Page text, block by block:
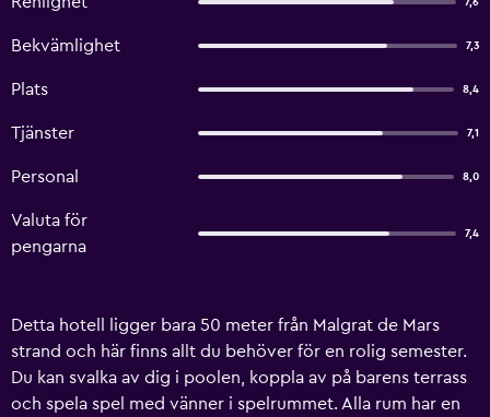
7,6
Bekvämlighet 7,3
Plats 8,4
Tjänster 7,1
Personal 8,0
Valuta för
pengarna
7,4
Detta hotell ligger bara 50 meter från Malgrat de Mars
strand och här finns allt du behöver för en rolig semester.
Du kan svalka av dig i poolen, koppla av på barens terrass
och spela spel med vänner i spelrummet. Alla rum har en